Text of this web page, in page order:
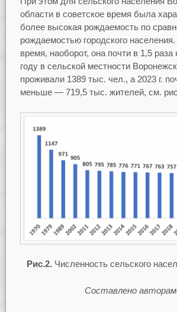
области в советское время была
более высокая рождаемость по
рождаемостью городского
время, наоборот, она почти в 1,5
году в сельской местности
проживали 1389 тыс. чел., а 2023 г.
меньше — 719,5 тыс. жителей, см.
Рис.2. Численность сельского
Составлено